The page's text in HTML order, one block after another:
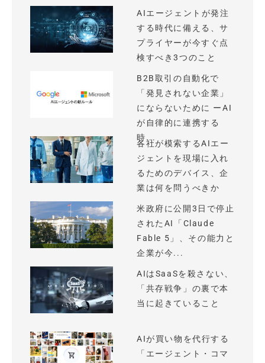
AIエージェントが発注
する時代に備える、サ
プライヤーが今すぐ点
検すべき3つのこと
B2B取引の自動化で
「発見されない企業」
にならないために ーAI
が自律的に連携する
時...
各社が模索するAIエー
ジェントを現場に入れ
るためのデバイス、企
業は何を問うべきか
米政府に公開3日で停止
されたAI「Claude
Fable 5」、その能力と
企業が今...
AIはSaaSを殺さない、
「共存戦争」の裏で本
当に起きていること
AIが買い物を代行する
「エージェント・コマ